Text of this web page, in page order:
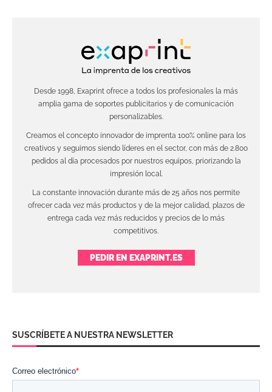
Desde 1998, Exaprint ofrece a todos los profesionales la más
amplia gama de soportes publicitarios y de comunicación
personalizables.
Creamos el concepto innovador de imprenta 100% online para los
creativos y seguimos siendo líderes en el sector, con más de 2.800
pedidos al día procesados por nuestros equipos, priorizando la
impresión local.
La constante innovación durante más de 25 años nos permite
ofrecer cada vez más productos y de la mejor calidad, plazos de
entrega cada vez más reducidos y precios de lo más
competitivos.
PEDIR EN EXAPRINT.ES
SUSCRÍBETE A NUESTRA NEWSLETTER